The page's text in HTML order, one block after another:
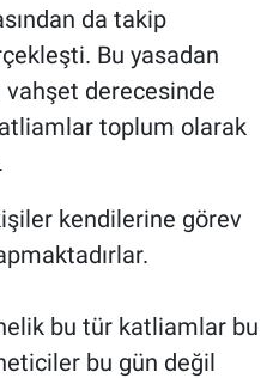
da takip
Bu yasadan
vahşet derecesinde
toplum olarak
kendilerine görev
bu tür katliamlar bu
bu gün değil